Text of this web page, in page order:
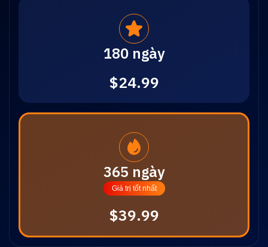
180 ngày
$24.99
365 ngày
Giá trị tốt nhất
$39.99